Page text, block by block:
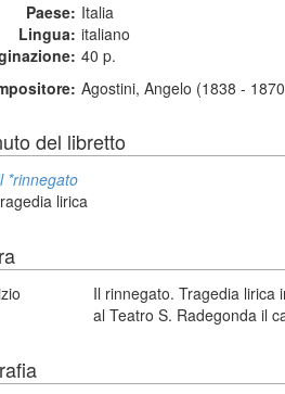
Paese: Italia
Lingua: italiano
40 p.
Agostini, Angelo (1838 -
del libretto
*rinnegato
lirica
Il rinnegato. Tragedia lirica
al Teatro S. Radegonda il